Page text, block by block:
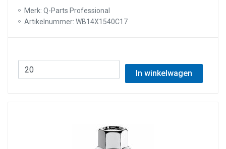
Merk: Q-Parts Professional
Artikelnummer: WB14X1540C17
In winkelwagen